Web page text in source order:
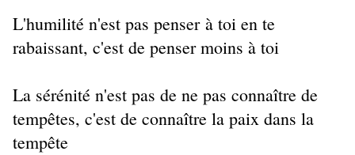
L'humilité n'est pas penser à toi en te
rabaissant, c'est de penser moins à toi
La sérénité n'est pas de ne pas connaître de
tempêtes, c'est de connaître la paix dans la
tempête